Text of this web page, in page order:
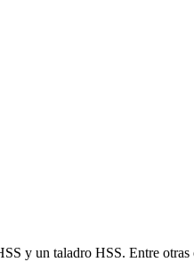
y un taladro HSS. Entre otras